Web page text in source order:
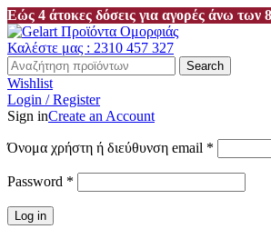
Εώς 4 άτοκες δόσεις για αγορές άνω των
Καλέστε μας : 2310 457 327
Search
Wishlist
Login / Register
Sign inCreate an Account
Όνομα χρήστη ή διεύθυνση email *
Password *
Log in